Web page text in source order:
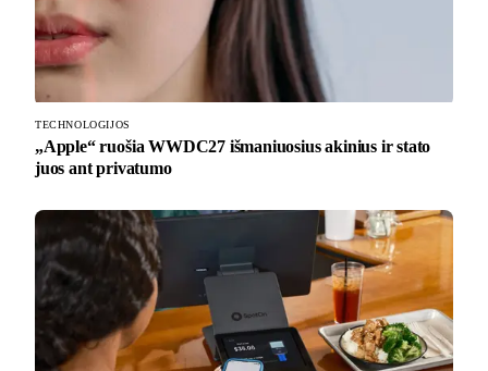
TECHNOLOGIJOS
„Apple“ ruošia WWDC27 išmaniuosius akinius ir stato
juos ant privatumo